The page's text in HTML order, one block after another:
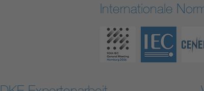
Internationale